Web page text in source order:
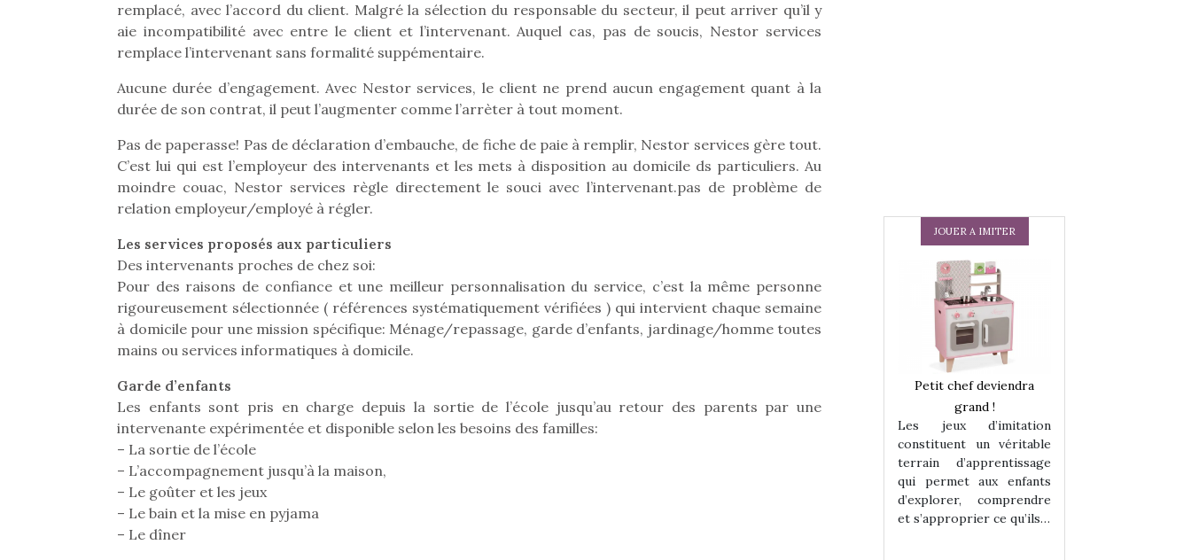
remplacé, avec l’accord du client. Malgré la sélection du responsable du secteur, il peut arriver qu’il y
aie incompatibilité avec entre le client et l’intervenant. Auquel cas, pas de soucis, Nestor services
remplace l’intervenant sans formalité suppémentaire.
Aucune durée d’engagement. Avec Nestor services, le client ne prend aucun engagement quant à la
durée de son contrat, il peut l’augmenter comme l’arrèter à tout moment.
Pas de paperasse! Pas de déclaration d’embauche, de fiche de paie à remplir, Nestor services gère tout.
C’est lui qui est l’employeur des intervenants et les mets à disposition au domicile ds particuliers. Au
moindre couac, Nestor services règle directement le souci avec l’intervenant.pas de problème de
relation employeur/employé à régler.
Les services proposés aux particuliers
Des intervenants proches de chez soi:
Pour des raisons de confiance et une meilleur personnalisation du service, c’est la même personne
rigoureusement sélectionnée ( références systématiquement vérifiées ) qui intervient chaque semaine
à domicile pour une mission spécifique: Ménage/repassage, garde d’enfants, jardinage/homme toutes
mains ou services informatiques à domicile.
Garde d’enfants
Les enfants sont pris en charge depuis la sortie de l’école jusqu’au retour des parents par une
intervenante expérimentée et disponible selon les besoins des familles:
– La sortie de l’école
– L’accompagnement jusqu’à la maison,
– Le goûter et les jeux
– Le bain et la mise en pyjama
– Le dîner
JOUER A IMITER
pour les enfants, un
animal qui change des
Les peluches quelles
grand !
Les jeux d’imitation
pour les enfants, un
Petit chef deviendra
grand !
Les jeux d’imitation
constituent un véritable
terrain d’apprentissage
qui permet aux enfants
d’explorer, comprendre
et s’approprier ce qu’ils…